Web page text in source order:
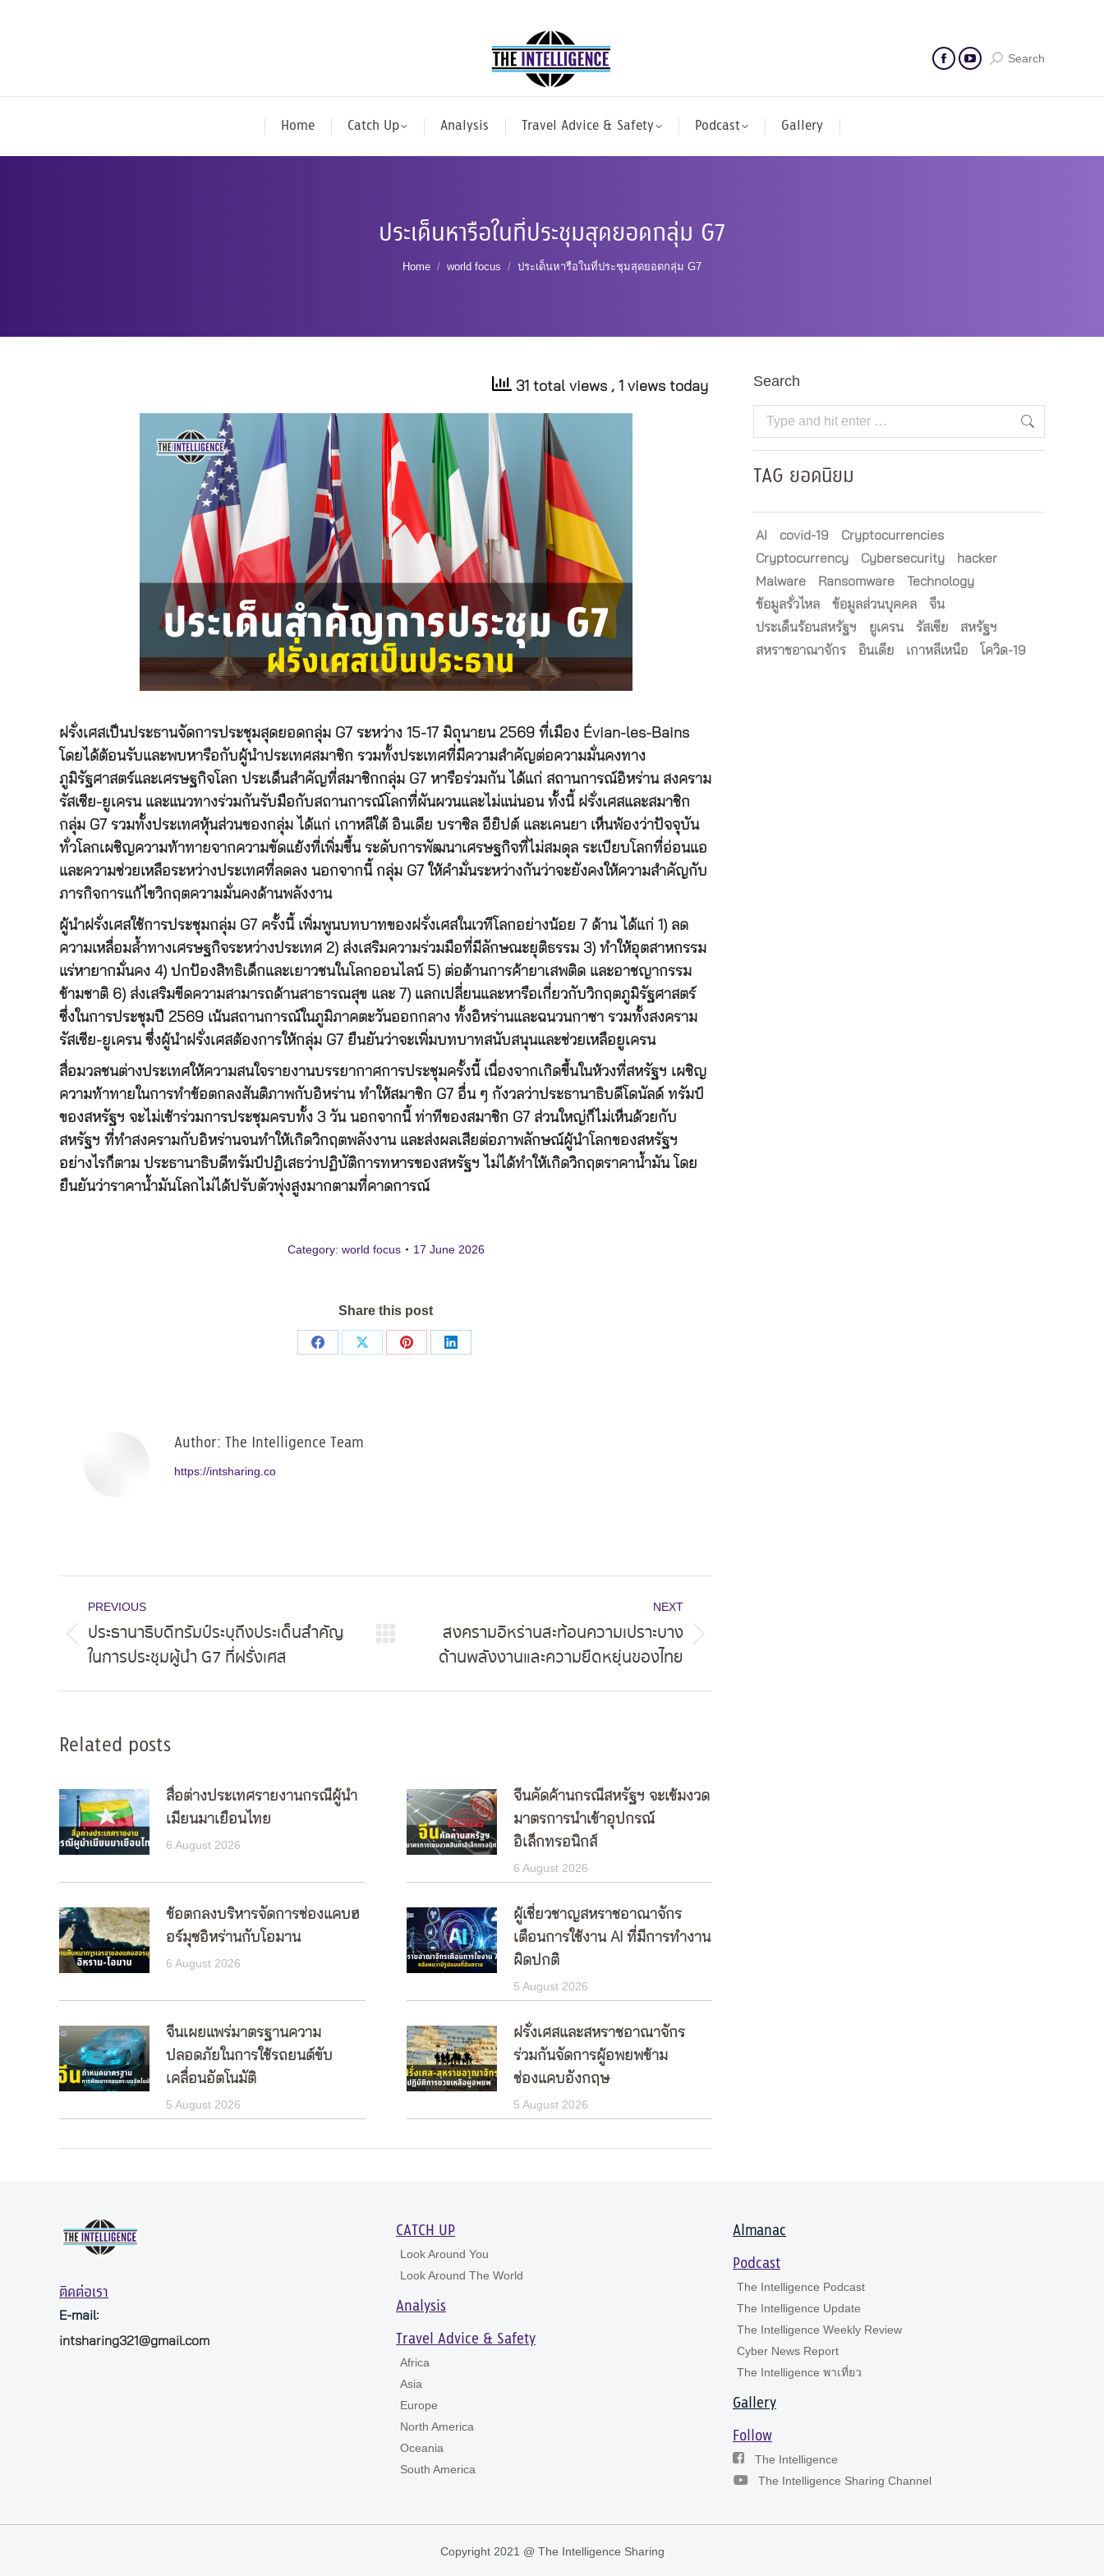
Search
Home Catch Up Analysis Travel Advice & Safety Podcast Gallery
ประเด็นหารือในที่ประชุมสุดยอดกลุ่ม G7
You are here:
Home world focus ประเด็นหารือในที่ประชุมสุดยอดกลุ่ม G7
31 total views , 1 views today
ฝรั่งเศสเป็นประธานจัดการประชุมสุดยอดกลุ่ม G7 ระหว่าง 15-17 มิถุนายน 2569 ที่เมือง Évian-les-Bains
โดยได้ต้อนรับและพบหารือกับผู้นำประเทศสมาชิก รวมทั้งประเทศที่มีความสำคัญต่อความมั่นคงทาง
ภูมิรัฐศาสตร์และเศรษฐกิจโลก ประเด็นสำคัญที่สมาชิกกลุ่ม G7 หารือร่วมกัน ได้แก่ สถานการณ์อิหร่าน สงคราม
รัสเซีย-ยูเครน และแนวทางร่วมกันรับมือกับสถานการณ์โลกที่ผันผวนและไม่แน่นอน ทั้งนี้ ฝรั่งเศสและสมาชิก
กลุ่ม G7 รวมทั้งประเทศหุ้นส่วนของกลุ่ม ได้แก่ เกาหลีใต้ อินเดีย บราซิล อียิปต์ และเคนยา เห็นพ้องว่าปัจจุบัน
ทั่วโลกเผชิญความท้าทายจากความขัดแย้งที่เพิ่มขึ้น ระดับการพัฒนาเศรษฐกิจที่ไม่สมดุล ระเบียบโลกที่อ่อนแอ
และความช่วยเหลือระหว่างประเทศที่ลดลง นอกจากนี้ กลุ่ม G7 ให้คำมั่นระหว่างกันว่าจะยังคงให้ความสำคัญกับ
ภารกิจการแก้ไขวิกฤตความมั่นคงด้านพลังงาน
ผู้นำฝรั่งเศสใช้การประชุมกลุ่ม G7 ครั้งนี้ เพิ่มพูนบทบาทของฝรั่งเศสในเวทีโลกอย่างน้อย 7 ด้าน ได้แก่ 1) ลด
ความเหลื่อมล้ำทางเศรษฐกิจระหว่างประเทศ 2) ส่งเสริมความร่วมมือที่มีลักษณะยุติธรรม 3) ทำให้อุตสาหกรรม
แร่หายากมั่นคง 4) ปกป้องสิทธิเด็กและเยาวชนในโลกออนไลน์ 5) ต่อต้านการค้ายาเสพติด และอาชญากรรม
ข้ามชาติ 6) ส่งเสริมขีดความสามารถด้านสาธารณสุข และ 7) แลกเปลี่ยนและหารือเกี่ยวกับวิกฤตภูมิรัฐศาสตร์
ซึ่งในการประชุมปี 2569 เน้นสถานการณ์ในภูมิภาคตะวันออกกลาง ทั้งอิหร่านและฉนวนกาซา รวมทั้งสงคราม
รัสเซีย-ยูเครน ซึ่งผู้นำฝรั่งเศสต้องการให้กลุ่ม G7 ยืนยันว่าจะเพิ่มบทบาทสนับสนุนและช่วยเหลือยูเครน
สื่อมวลชนต่างประเทศให้ความสนใจรายงานบรรยากาศการประชุมครั้งนี้ เนื่องจากเกิดขึ้นในห้วงที่สหรัฐฯ เผชิญ
ความท้าทายในการทำข้อตกลงสันติภาพกับอิหร่าน ทำให้สมาชิก G7 อื่น ๆ กังวลว่าประธานาธิบดีโดนัลด์ ทรัมป์
ของสหรัฐฯ จะไม่เช้าร่วมการประชุมครบทั้ง 3 วัน นอกจากนี้ ท่าทีของสมาชิก G7 ส่วนใหญ่ก็ไม่เห็นด้วยกับ
สหรัฐฯ ที่ทำสงครามกับอิหร่านจนทำให้เกิดวิกฤตพลังงาน และส่งผลเสียต่อภาพลักษณ์ผู้นำโลกของสหรัฐฯ
อย่างไรก็ตาม ประธานาธิบดีทรัมป์ปฏิเสธว่าปฏิบัติการทหารของสหรัฐฯ ไม่ได้ทำให้เกิดวิกฤตราคาน้ำมัน โดย
ยืนยันว่าราคาน้ำมันโลกไม่ได้ปรับตัวพุ่งสูงมากตามที่คาดการณ์
Category: world focus 17 June 2026
Share this post
Share
Share
Share
Share
Author: The Intelligence Team
https://intsharing.co
navigation
PREVIOUS
Previous
post:
ประธานาธิบดีทรัมป์ระบุถึงประเด็นสำคัญ
ในการประชุมผู้นำ G7 ที่ฝรั่งเศส
NEXT
Next
post:
สงครามอิหร่านสะท้อนความเปราะบาง
ด้านพลังงานและความยืดหยุ่นของไทย
Related posts
สื่อต่างประเทศรายงานกรณีผู้นำ
เมียนมาเยือนไทย
6 August 2026
จีนคัดค้านกรณีสหรัฐฯ จะเข้มงวด
มาตรการนำเข้าอุปกรณ์
อิเล็กทรอนิกส์
6 August 2026
ข้อตกลงบริหารจัดการช่องแคบฮ
อร์มุซอิหร่านกับโอมาน
6 August 2026
ผู้เชี่ยวชาญสหราชอาณาจักร
เตือนการใช้งาน AI ที่มีการทำงาน
ผิดปกติ
5 August 2026
จีนเผยแพร่มาตรฐานความ
ปลอดภัยในการใช้รถยนต์ขับ
เคลื่อนอัตโนมัติ
5 August 2026
ฝรั่งเศสและสหราชอาณาจักร
ร่วมกันจัดการผู้อพยพข้าม
ช่องแคบอังกฤษ
5 August 2026
Search
Search:
TAG ยอดนิยม
AI covid-19
Cryptocurrencies
Cryptocurrency
Cybersecurity
hacker
Malware
Ransomware
Technology
ข้อมูลรั่วไหล
ข้อมูลส่วนบุคคล
จีน
ประเด็นร้อนสหรัฐฯ
ยูเครน รัสเซีย
สหรัฐฯ
สหราชอาณาจักร
อินเดีย เกาหลีเหนือ โควิด-19
ติดต่อเรา
E-mail:
intsharing321@gmail.com
CATCH UP
Look Around You
Look Around The World
Analysis
Travel Advice & Safety
Africa
Asia
Europe
North America
Oceania
South America
Almanac
Podcast
The Intelligence Podcast
The Intelligence Update
The Intelligence Weekly Review
Cyber News Report
The Intelligence พาเที่ยว
Gallery
Follow
The Intelligence
The Intelligence Sharing Channel
Copyright 2021 @ The Intelligence Sharing